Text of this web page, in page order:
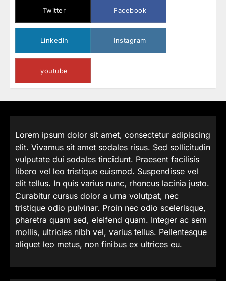
Twitter Facebook
LinkedIn Instagram
youtube
Lorem ipsum dolor sit amet, consectetur adipiscing
elit. Vivamus sit amet sodales risus. Sed sollicitudin
vulputate dui sodales tincidunt. Praesent facilisis
libero vel leo tristique euismod. Suspendisse vel
elit tellus. In quis varius nunc, rhoncus lacinia justo.
Curabitur cursus dolor a urna volutpat, nec
tristique odio pulvinar. Proin nec odio scelerisque,
pharetra quam sed, eleifend quam. Integer ac sem
mollis, ultricies nibh vel, varius tellus. Pellentesque
aliquet leo metus, non finibus ex ultrices eu.